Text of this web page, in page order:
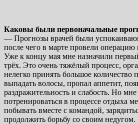
Каковы были первоначальные
— Прогнозы врачей были
после чего в марте провели
Уже к концу мая мне назначили
трёх. Это очень тяжёлый процесс,
нелегко принять большое количество
выпадать волосы, пропал аппетит,
раздражительность и слабость. Но
потренироваться в процессе отдыха
побывать вместе с командой,
продолжить борьбу со своим недугом.